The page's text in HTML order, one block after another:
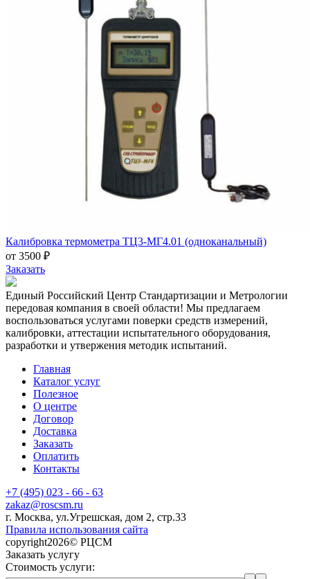
Калибровка термометра ТЦ3-МГ4.01 (одноканальный)
от 3500 ₽
Заказать
Единый Российский Центр Стандартизации и Метрологии
передовая компания в своей области! Мы предлагаем
воспользоваться услугами поверки средств измерений,
калибровки, аттестации испытательного оборудования,
разработки и утвержения методик испытаний.
Главная
Каталог услуг
Полезное
О центре
Договор
Доставка
Заказать
Оплатить
Контакты
+7 (495) 023 - 66 - 63
zakaz@roscsm.ru
г. Москва, ул.Угрешская, дом 2, стр.33
Правила использования сайта
copyright2026© РЦСМ
Заказать услугу
Стоимость услуги: